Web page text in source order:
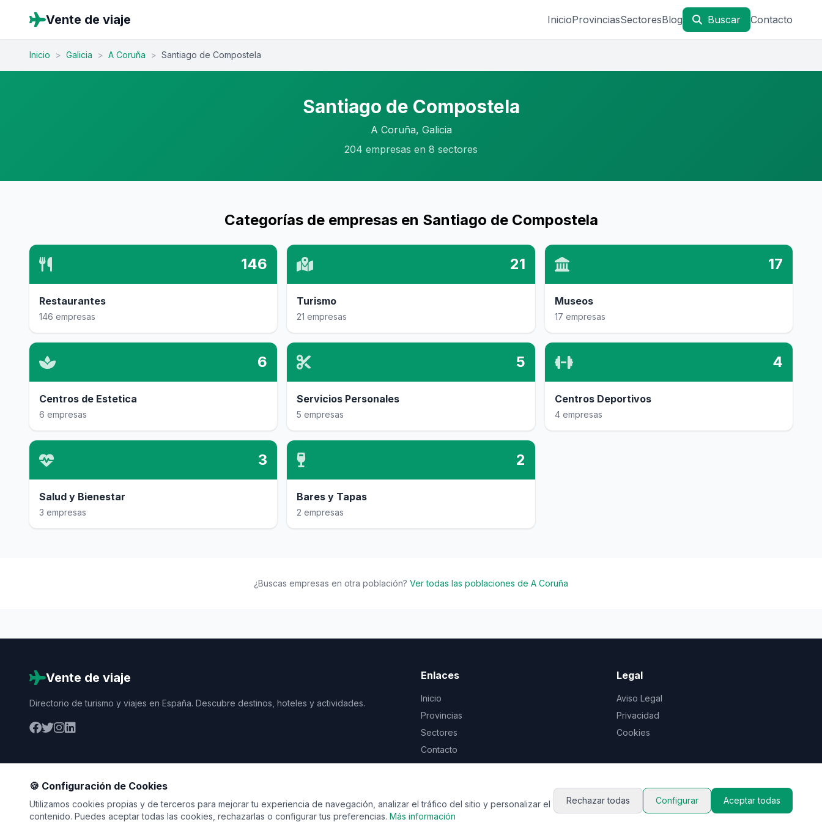
Vente de viaje InicioProvinciasSectoresBlog Buscar Contacto
Inicio > Galicia > A Coruña > Santiago de Compostela
Santiago de Compostela
A Coruña, Galicia
204 empresas en 8 sectores
Categorías de empresas en Santiago de Compostela
146
Restaurantes
146 empresas
21
Turismo
21 empresas
17
Museos
17 empresas
6
Centros de Estetica
6 empresas
5
Servicios Personales
5 empresas
4
Centros Deportivos
4 empresas
3
Salud y Bienestar
3 empresas
2
Bares y Tapas
2 empresas
¿Buscas empresas en otra población? Ver todas las poblaciones de A Coruña
Vente de viaje
Directorio de turismo y viajes en España. Descubre destinos, hoteles y actividades.
Enlaces
Inicio
Provincias
Sectores
Contacto
Legal
Aviso Legal
Privacidad
Cookies
© 2026 Vente de viaje. Todos los derechos reservados.
🍪 Configuración de Cookies
Utilizamos cookies propias y de terceros para mejorar tu experiencia de navegación, analizar el tráfico del sitio y personalizar el
contenido. Puedes aceptar todas las cookies, rechazarlas o configurar tus preferencias. Más información
Rechazar todas Configurar Aceptar todas